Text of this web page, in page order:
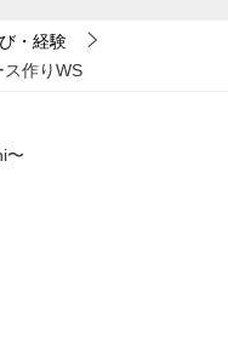
・経験
ス作りWS
〜